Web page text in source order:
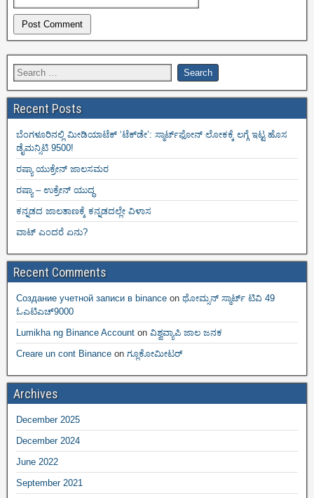
Recent Posts
ಬೆಂಗಳೂರಿನಲ್ಲಿ ಮೀಡಿಯಾಟೆಕ್‌ ‘ಟೆಕ್‌ಡೇ’: ಸ್ಮಾರ್ಟ್‌ಫೋನ್ ಲೋಕಕ್ಕೆ ಲಗ್ಗೆ ಇಟ್ಟ ಹೊಸ
ಡೈಮನ್ಸಿಟಿ 9500!
ರಷ್ಯಾ ಯುಕ್ರೇನ್ ಜಾಲಸಮರ
ರಷ್ಯಾ – ಉಕ್ರೇನ್ ಯುದ್ಧ
ಕನ್ನಡದ ಜಾಲತಾಣಕ್ಕೆ ಕನ್ನಡದಲ್ಲೇ ವಿಳಾಸ
ವಾಟ್ ಎಂದರೆ ಏನು?
Recent Comments
Создание учетной записи в binance on ಥೋಮ್ಸನ್ ಸ್ಮಾರ್ಟ್‌ ಟಿವಿ 49
ಓಎಟಿಎಚ್9000
Lumikha ng Binance Account on ವಿಶ್ವವ್ಯಾಪಿ ಜಾಲ ಜನಕ
Creare un cont Binance on ಗ್ಲೂಕೋಮೀಟರ್
Archives
December 2025
December 2024
June 2022
September 2021